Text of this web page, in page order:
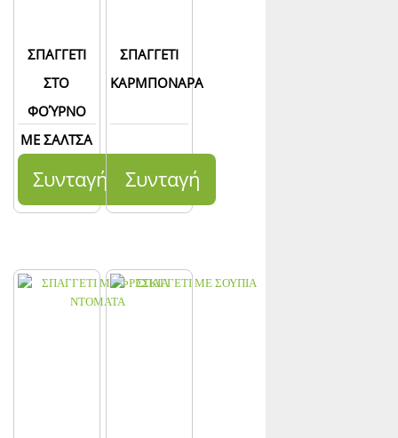
ΣΠΑΓΓΕΤΙ
ΣΤΟ
ΦΟΎΡΝΟ
ΜΕ ΣΑΛΤΣΑ
ΝΤΟΜΑΤΑ
Συνταγή
ΣΠΑΓΓΕΤΙ
ΚΑΡΜΠΟΝΑΡΑ
Συνταγή